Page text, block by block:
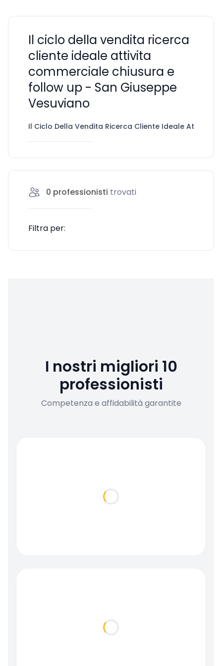
Il ciclo della vendita ricerca
cliente ideale attivita
commerciale chiusura e
follow up - San Giuseppe
Vesuviano
Il Ciclo Della Vendita Ricerca Cliente Ideale Attivita
0 professionisti trovati
Filtra per:
I nostri migliori 10
professionisti
Competenza e affidabilità garantite
Loading...
Loading...